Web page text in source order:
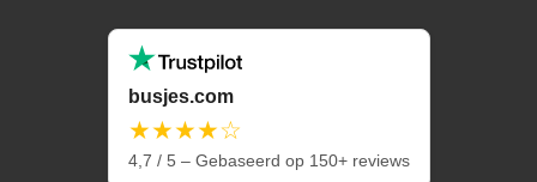
busjes.com
★★★★☆
4,7 / 5 – Gebaseerd op 150+ reviews